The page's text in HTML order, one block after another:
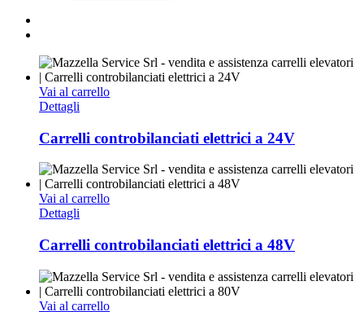
Vai al carrello
Dettagli
Carrelli controbilanciati elettrici a 24V
Vai al carrello
Dettagli
Carrelli controbilanciati elettrici a 48V
Vai al carrello